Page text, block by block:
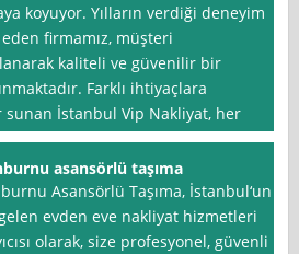
koyuyor. Yılların verdiği deneyim
firmamız, müşteri
kaliteli ve güvenilir bir
Farklı ihtiyaçlara
İstanbul Vip Nakliyat, her
asansörlü taşıma
Asansörlü Taşıma, İstanbul‘un
evden eve nakliyat hizmetleri
olarak, size profesyonel, güvenli